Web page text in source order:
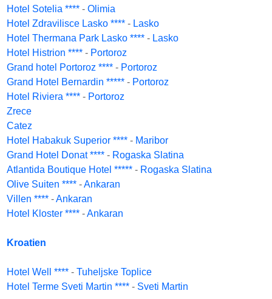
Hotel Sotelia **** - Olimia
Hotel Zdravilisce Lasko **** - Lasko
Hotel Thermana Park Lasko **** - Lasko
Hotel Histrion **** - Portoroz
Grand hotel Portoroz **** - Portoroz
Grand Hotel Bernardin ***** - Portoroz
Hotel Riviera **** - Portoroz
Zrece
Catez
Hotel Habakuk Superior **** - Maribor
Grand Hotel Donat **** - Rogaska Slatina
Atlantida Boutique Hotel ***** - Rogaska Slatina
Olive Suiten **** -Ankaran
Villen **** -Ankaran
Hotel Kloster **** -Ankaran
Kroatien
Hotel Well **** - Tuheljske Toplice
Hotel Terme Sveti Martin **** - Sveti Martin